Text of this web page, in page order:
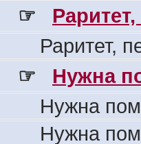
☞
Раритет,
☞
Нужна
Нужна
Нужна